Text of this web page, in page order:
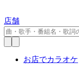
店舗
お店でカラオケ